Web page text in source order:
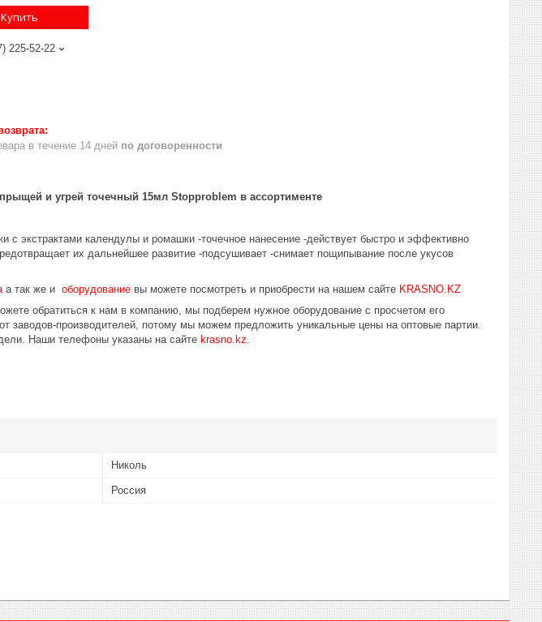
Купить
225-52-22
в течение 14 дней по договоренности
и угрей точечный 15мл Stopproblem в ассортименте
с экстрактами календулы и ромашки -точечное нанесение -действует быстро и эффективно
их дальнейшее развитие -подсушивает -снимает пощипывание после укусов
а так же и оборудование вы можете посмотреть и приобрести на нашем сайте KRASNO.KZ
обратиться к нам в компанию, мы подберем нужное оборудование с просчетом его
заводов-производителей, потому мы можем предложить уникальные цены на оптовые партии.
Наши телефоны указаны на сайте krasno.kz
Николь
Россия